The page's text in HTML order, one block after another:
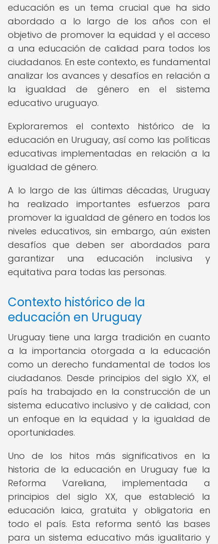
educación es un tema crucial que ha sido
abordado a lo largo de los años con el
objetivo de promover la equidad y el acceso
a una educación de calidad para todos los
ciudadanos. En este contexto, es fundamental
analizar los avances y desafíos en relación a
la igualdad de género en el sistema
educativo uruguayo.
Exploraremos el contexto histórico de la
educación en Uruguay, así como las políticas
educativas implementadas en relación a la
igualdad de género.
A lo largo de las últimas décadas, Uruguay
ha realizado importantes esfuerzos para
promover la igualdad de género en todos los
niveles educativos, sin embargo, aún existen
desafíos que deben ser abordados para
garantizar una educación inclusiva y
equitativa para todas las personas.
Contexto histórico de la
educación en Uruguay
Uruguay tiene una larga tradición en cuanto
a la importancia otorgada a la educación
como un derecho fundamental de todos los
ciudadanos. Desde principios del siglo XX, el
país ha trabajado en la construcción de un
sistema educativo inclusivo y de calidad, con
un enfoque en la equidad y la igualdad de
oportunidades.
Uno de los hitos más significativos en la
historia de la educación en Uruguay fue la
Reforma Vareliana, implementada a
principios del siglo XX, que estableció la
educación laica, gratuita y obligatoria en
todo el país. Esta reforma sentó las bases
para un sistema educativo más igualitario y